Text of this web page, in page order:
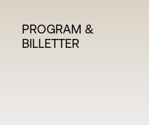
PROGRAM &
BILLETTER